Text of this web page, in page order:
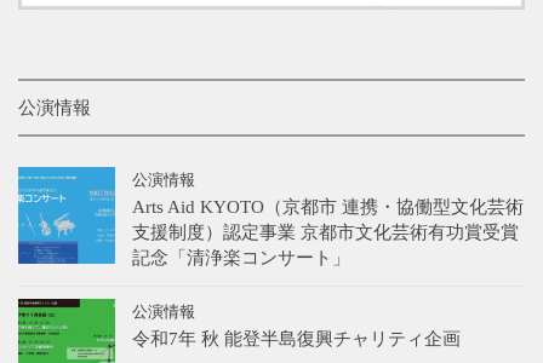
公演情報
公演情報
Arts Aid KYOTO（京都市 連携・協働型文化芸術
支援制度）認定事業 京都市文化芸術有功賞受賞
記念「清浄楽コンサート」
公演情報
令和7年 秋 能登半島復興チャリティ企画